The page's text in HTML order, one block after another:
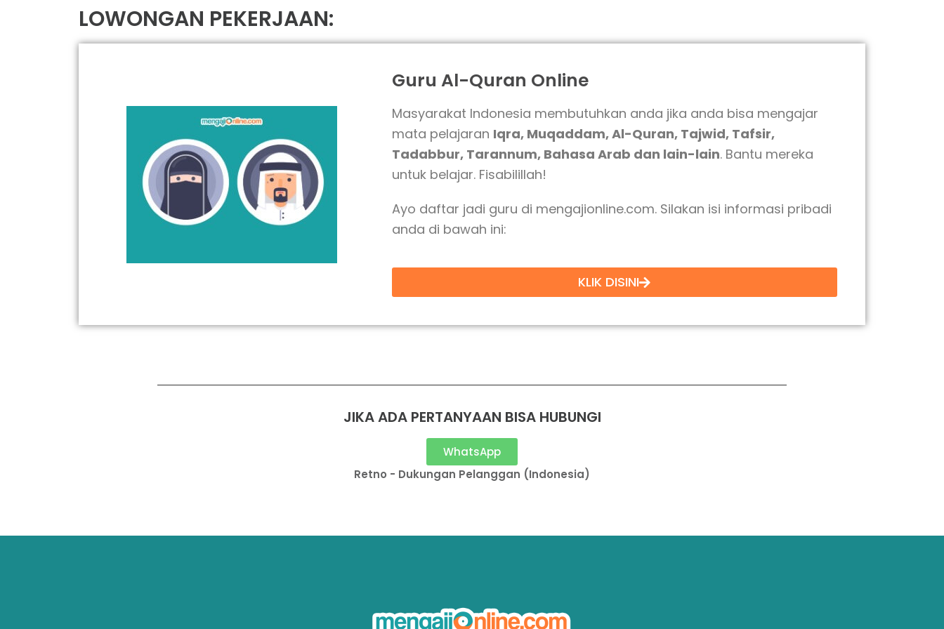
LOWONGAN PEKERJAAN:
Guru Al-Quran Online
Masyarakat Indonesia membutuhkan anda jika anda bisa mengajar
mata pelajaran Iqra, Muqaddam, Al-Quran, Tajwid, Tafsir,
Tadabbur, Tarannum, Bahasa Arab dan lain-lain. Bantu mereka
untuk belajar. Fisabilillah!
Ayo daftar jadi guru di mengajionline.com. Silakan isi informasi pribadi
anda di bawah ini:
KLIK DISINI
JIKA ADA PERTANYAAN BISA HUBUNGI
WhatsApp
Retno - Dukungan Pelanggan (Indonesia)